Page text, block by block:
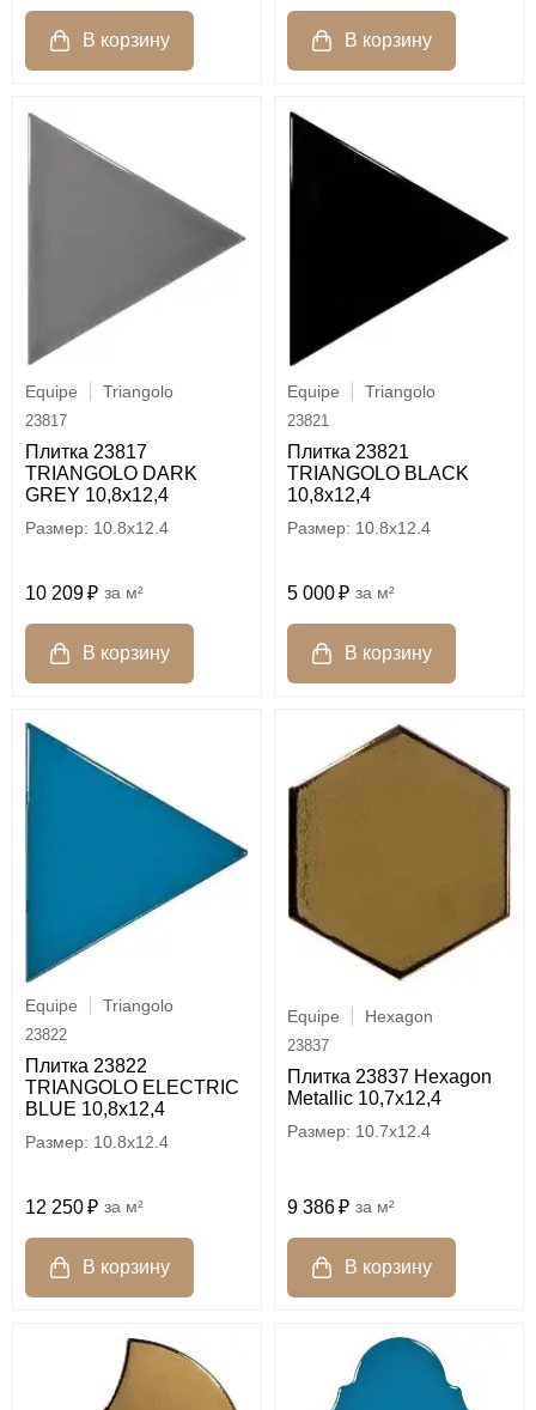
Equipe Triangolo
23817
Плитка 23817
TRIANGOLO DARK
GREY 10,8x12,4
10.8x12.4
10 209 м²
Equipe Triangolo
23821
Плитка 23821
TRIANGOLO BLACK
10,8x12,4
10.8x12.4
5 000 м²
Equipe Triangolo
23822
Плитка 23822
TRIANGOLO ELECTRIC
BLUE 10,8x12,4
10.8x12.4
12 250 м²
Equipe Hexagon
23837
Плитка 23837 Hexagon
Metallic 10,7х12,4
10.7x12.4
9 386 м²